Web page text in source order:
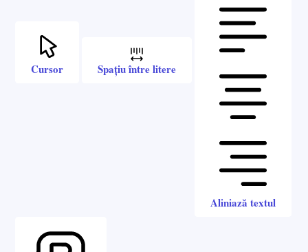
Cursor Spațiu între litere
Aliniază textul